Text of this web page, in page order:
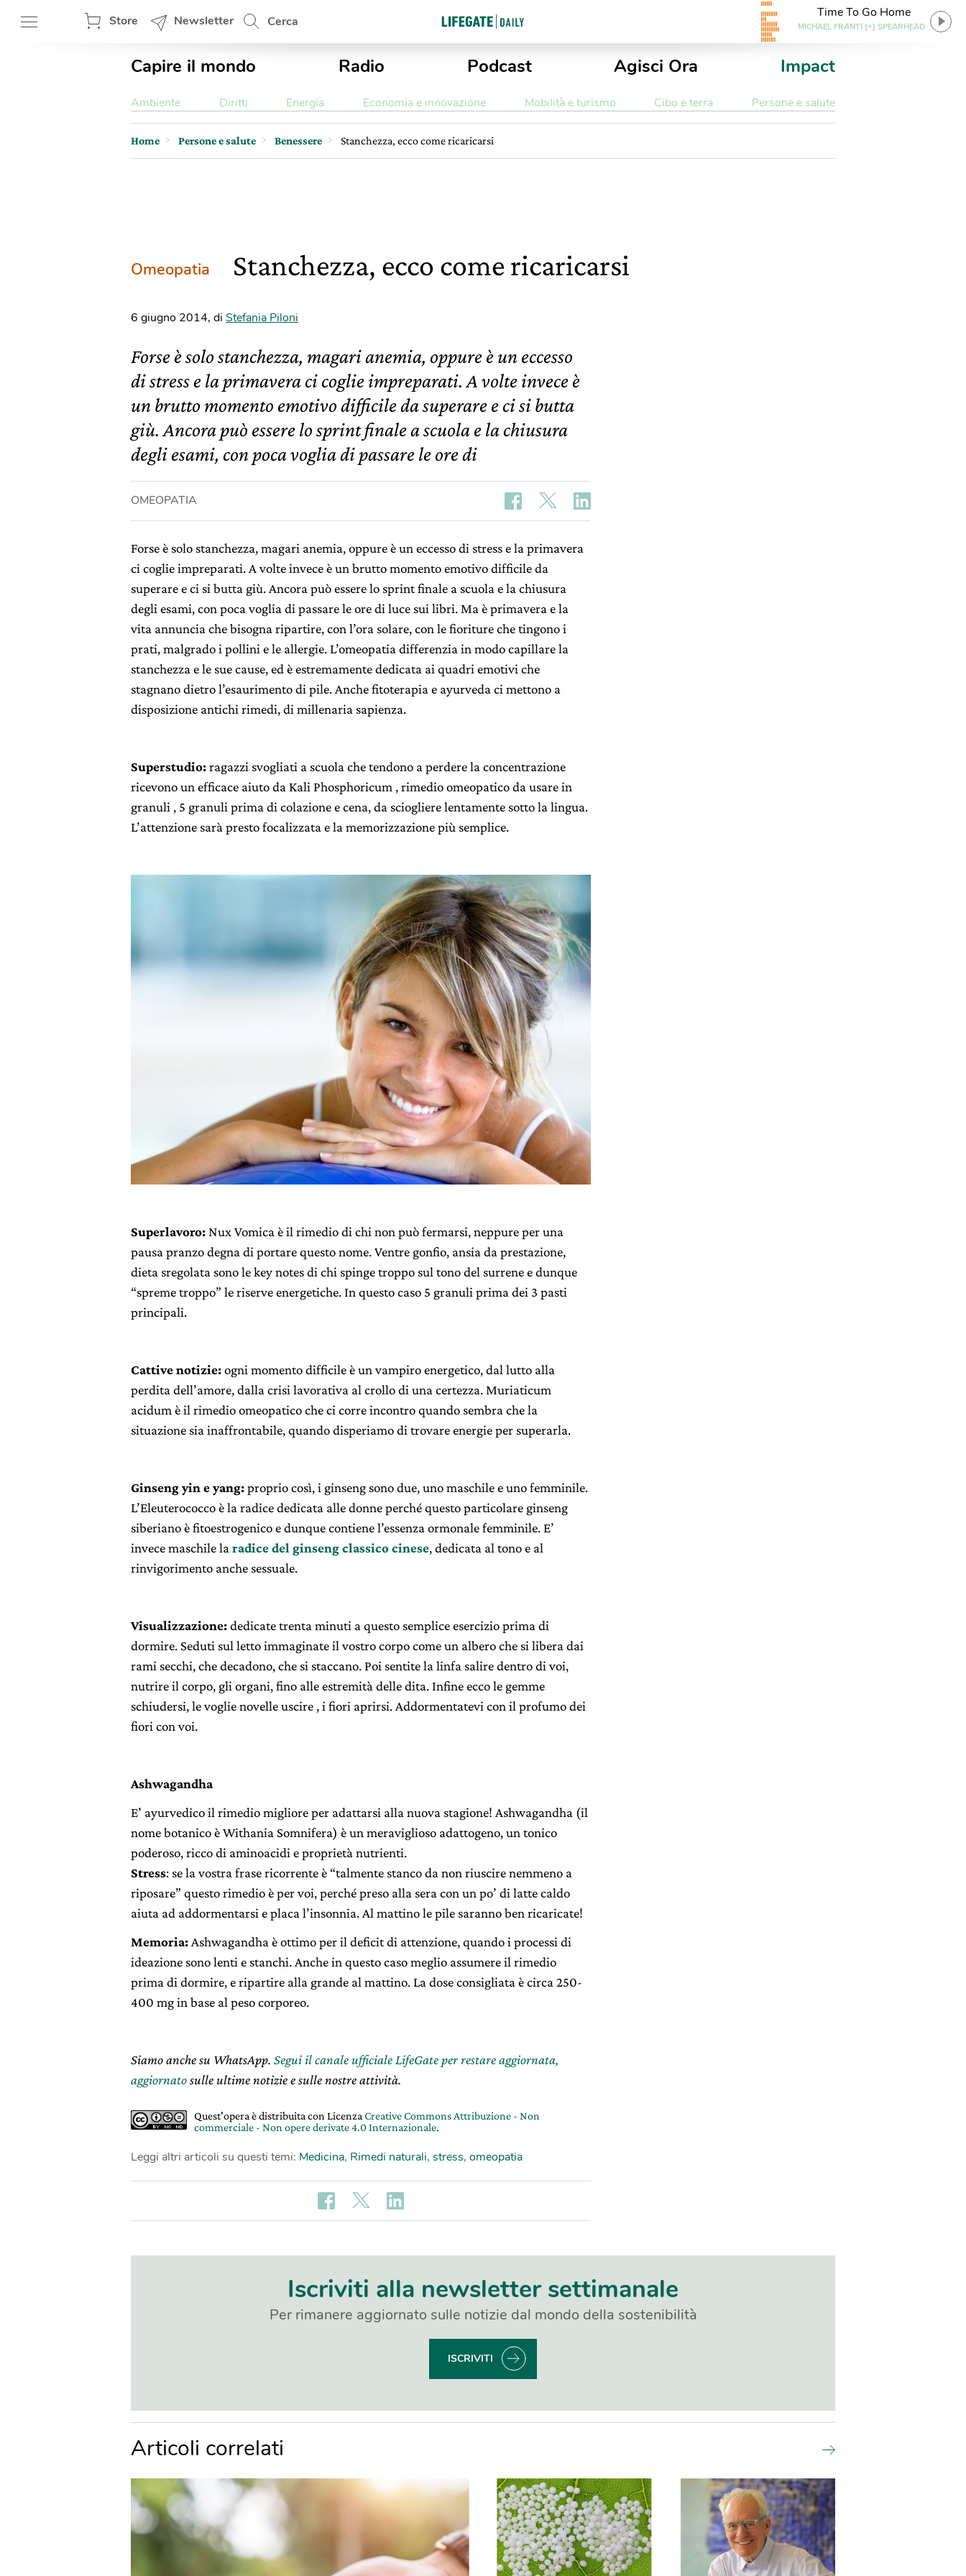
Store Newsletter Cerca
Time To Go Home
MICHAEL FRANTI [+] SPEARHEAD
Capire il mondo Radio Podcast Agisci Ora Impact
Ambiente Diritti Energia Economia e innovazione Mobilità e turismo Cibo e terra Persone e salute
Home Persone e salute Benessere Stanchezza, ecco come ricaricarsi
Omeopatia Stanchezza, ecco come ricaricarsi
6 giugno 2014, di Stefania Piloni
Forse è solo stanchezza, magari anemia, oppure è un eccesso
di stress e la primavera ci coglie impreparati. A volte invece è
un brutto momento emotivo difficile da superare e ci si butta
giù. Ancora può essere lo sprint finale a scuola e la chiusura
degli esami, con poca voglia di passare le ore di
OMEOPATIA
Forse è solo stanchezza, magari anemia, oppure è un eccesso di stress e la primavera
ci coglie impreparati. A volte invece è un brutto momento emotivo difficile da
superare e ci si butta giù. Ancora può essere lo sprint finale a scuola e la chiusura
degli esami, con poca voglia di passare le ore di luce sui libri. Ma è primavera e la
vita annuncia che bisogna ripartire, con l’ora solare, con le fioriture che tingono i
prati, malgrado i pollini e le allergie. L’omeopatia differenzia in modo capillare la
stanchezza e le sue cause, ed è estremamente dedicata ai quadri emotivi che
stagnano dietro l’esaurimento di pile. Anche fitoterapia e ayurveda ci mettono a
disposizione antichi rimedi, di millenaria sapienza.
Superstudio:ragazzi svogliati a scuola che tendono a perdere la concentrazione
ricevono un efficace aiuto da Kali Phosphoricum , rimedio omeopatico da usare in
granuli , 5 granuli prima di colazione e cena, da sciogliere lentamente sotto la lingua.
L’attenzione sarà presto focalizzata e la memorizzazione più semplice.
Superlavoro: Nux Vomica è il rimedio di chi non può fermarsi, neppure per una
pausa pranzo degna di portare questo nome. Ventre gonfio, ansia da prestazione,
dieta sregolata sono le key notes di chi spinge troppo sul tono del surrene e dunque
“spreme troppo” le riserve energetiche. In questo caso 5 granuli prima dei 3 pasti
principali.
Cattive notizie:ogni momento difficile è un vampiro energetico, dal lutto alla
perdita dell’amore, dalla crisi lavorativa al crollo di una certezza. Muriaticum
acidum è il rimedio omeopatico che ci corre incontro quando sembra che la
situazione sia inaffrontabile, quando disperiamo di trovare energie per superarla.
Ginseng yin e yang:proprio così, i ginseng sono due, uno maschile e uno femminile.
L’Eleuterococco è la radice dedicata alle donne perché questo particolare ginseng
siberiano è fitoestrogenico e dunque contiene l’essenza ormonale femminile. E’
invece maschile la radice del ginseng classico cinese, dedicata al tono e al
rinvigorimento anche sessuale.
Visualizzazione:dedicate trenta minuti a questo semplice esercizio prima di
dormire. Seduti sul letto immaginate il vostro corpo come un albero che si libera dai
rami secchi, che decadono, che si staccano. Poi sentite la linfa salire dentro di voi,
nutrire il corpo, gli organi, fino alle estremità delle dita. Infine ecco le gemme
schiudersi, le voglie novelle uscire , i fiori aprirsi. Addormentatevi con il profumo dei
fiori con voi.
Ashwagandha
E’ ayurvedico il rimedio migliore per adattarsi alla nuova stagione! Ashwagandha (il
nome botanico è Withania Somnifera) è un meraviglioso adattogeno, un tonico
poderoso, ricco di aminoacidi e proprietà nutrienti.
Stress: se la vostra frase ricorrente è “talmente stanco da non riuscire nemmeno a
riposare” questo rimedio è per voi, perché preso alla sera con un po’ di latte caldo
aiuta ad addormentarsi e placa l’insonnia. Al mattino le pile saranno ben ricaricate!
Memoria: Ashwagandha è ottimo per il deficit di attenzione, quando i processi di
ideazione sono lenti e stanchi. Anche in questo caso meglio assumere il rimedio
prima di dormire, e ripartire alla grande al mattino. La dose consigliata è circa 250-
400 mg in base al peso corporeo.
Siamo anche su WhatsApp. Segui il canale ufficiale LifeGate per restare aggiornata,
aggiornatosulle ultime notizie e sulle nostre attività.
Quest'opera è distribuita con Licenza Creative Commons Attribuzione - Non
commerciale - Non opere derivate 4.0 Internazionale.
Leggi altri articoli su questi temi: Medicina, Rimedi naturali, stress, omeopatia
Iscriviti alla newsletter settimanale
Per rimanere aggiornato sulle notizie dal mondo della sostenibilità
ISCRIVITI
Articoli correlati